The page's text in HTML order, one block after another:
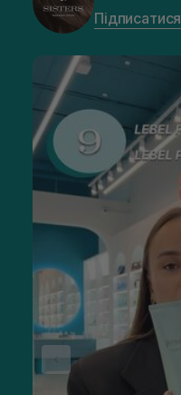
Підписатися